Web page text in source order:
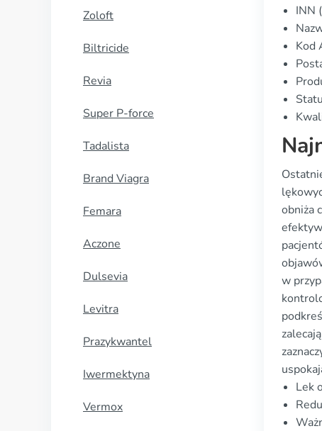
Zoloft
Biltricide
Revia
Super P-force
Tadalista
Brand Viagra
Femara
Aczone
Dulsevia
Levitra
Prazykwantel
Iwermektyna
Vermox
INN
Kod
obniża
w
Lek